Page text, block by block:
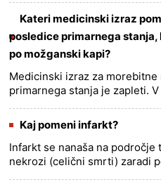
more dobit......
more >>
Kateri medicinski izraz
posledice primarnega
po možganski kapi?
Medicinski izraz za
primarnega stanja je zapleti.
pokapna pare......
more >>
Kaj pomeni infarkt?
Infarkt se nanaša na
nekrozi (celični smrti) zaradi